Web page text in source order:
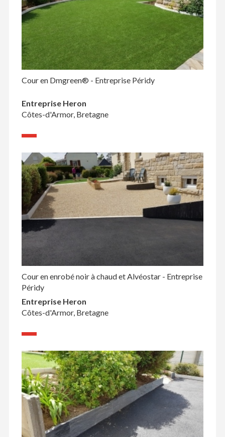
Cour en Dmgreen® - Entreprise Péridy
Entreprise Heron
Côtes-d'Armor, Bretagne
Cour en enrobé noir à chaud et Alvéostar - Entreprise
Péridy
Entreprise Heron
Côtes-d'Armor, Bretagne